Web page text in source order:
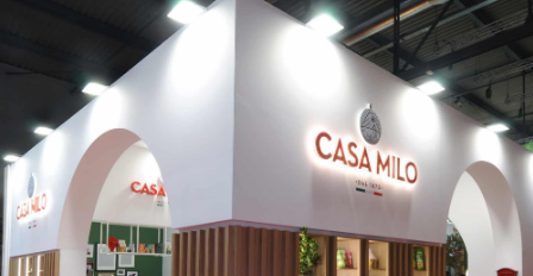
CASA MILO | Tuttofood